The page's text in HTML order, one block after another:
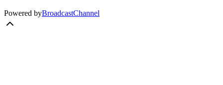
Powered byBroadcastChannel